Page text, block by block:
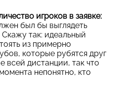
игроков в заявке:
был бы выглядеть
так: идеальный
из примерно
которые рубятся друг
всей дистанции, так что
непонятно, кто